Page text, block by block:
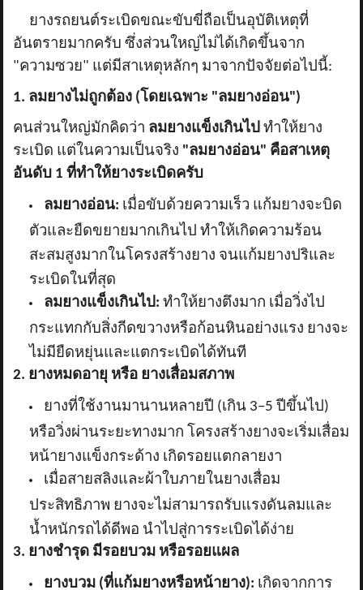
ยางรถยนต์ระเบิดขณะขับขี่ถือเป็นอุบัติเหตุที่
อันตรายมากครับ ซึ่งส่วนใหญ่ไม่ได้เกิดขึ้นจาก
"ความซวย" แต่มีสาเหตุหลักๆ มาจากปัจจัยต่อไปนี้:
1. ลมยางไม่ถูกต้อง (โดยเฉพาะ "ลมยางอ่อน")
คนส่วนใหญ่มักคิดว่า ลมยางแข็งเกินไป ทำให้ยาง
ระเบิด แต่ในความเป็นจริง "ลมยางอ่อน" คือสาเหตุ
อันดับ 1 ที่ทำให้ยางระเบิดครับ
ลมยางอ่อน: เมื่อขับด้วยความเร็ว แก้มยางจะบิด
ตัวและยืดขยายมากเกินไป ทำให้เกิดความร้อน
สะสมสูงมากในโครงสร้างยาง จนแก้มยางปริและ
ระเบิดในที่สุด
ลมยางแข็งเกินไป: ทำให้ยางตึงมาก เมื่อวิ่งไป
กระแทกกับสิ่งกีดขวางหรือก้อนหินอย่างแรง ยางจะ
ไม่มียืดหยุ่นและแตกระเบิดได้ทันที
2. ยางหมดอายุ หรือ ยางเสื่อมสภาพ
ยางที่ใช้งานมานานหลายปี (เกิน 3–5 ปีขึ้นไป)
หรือวิ่งผ่านระยะทางมาก โครงสร้างยางจะเริ่มเสื่อม
หน้ายางแข็งกระด้าง เกิดรอยแตกลายงา
เมื่อสายสลิงและผ้าใบภายในยางเสื่อม
ประสิทธิภาพ ยางจะไม่สามารถรับแรงดันลมและ
น้ำหนักรถได้ดีพอ นำไปสู่การระเบิดได้ง่าย
3. ยางชำรุด มีรอยบวม หรือรอยแผล
ยางบวม (ที่แก้มยางหรือหน้ายาง): เกิดจากการ